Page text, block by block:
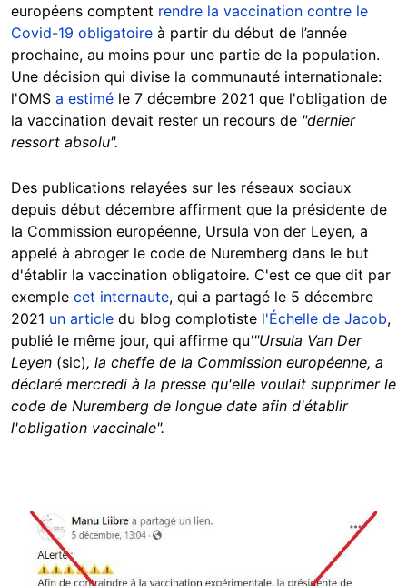
européens comptent rendre la vaccination contre le
Covid-19 obligatoire à partir du début de l’année
prochaine, au moins pour une partie de la population.
Une décision qui divise la communauté internationale:
l'OMS a estimé le 7 décembre 2021 que l'obligation de
la vaccination devait rester un recours de "dernier
ressort absolu".
Des publications relayées sur les réseaux sociaux
depuis début décembre affirment que la présidente de
la Commission européenne, Ursula von der Leyen, a
appelé à abroger le code de Nuremberg dans le but
d'établir la vaccination obligatoire. C'est ce que dit par
exemple cet internaute, qui a partagé le 5 décembre
2021 un article du blog complotiste l'Échelle de Jacob,
publié le même jour, qui affirme qu'"Ursula Van Der
Leyen (sic), la cheffe de la Commission européenne, a
déclaré mercredi à la presse qu'elle voulait supprimer le
code de Nuremberg de longue date afin d'établir
l'obligation vaccinale".
Image